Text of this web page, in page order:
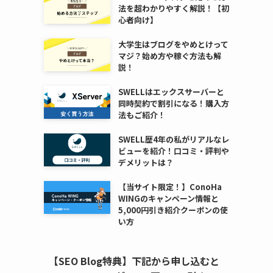
法を超わかりやすく解説！【初
心者向け】
大学生はブログをやめとけって
マジ？始め方や稼ぐ方法も解
説！
SWELLはエックスサーバーと
同時契約で割引になる！購入方
法もご紹介！
SWELL歴4年の私がリアルなレ
ビューを紹介！口コミ・評判や
デメリットは？
【当サイト限定！】ConoHa
WINGのキャンペーン情報と
5,000円引き紹介クーポンの使
い方
【SEO Blog特典】下記から申し込むと